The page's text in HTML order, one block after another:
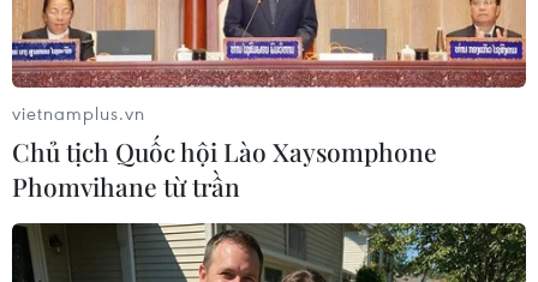
Ngăn chặn tin nhắn, cuộc gọi không mong
muốn, bảo vệ quyền lợi người tiêu dùng
Thời gian tới, Bộ Thông tin và Truyền thông phối hợp với
các nhà mạng tiếp tục chuẩn hóa thông tin; yêu cầu
khóa hai chiều và thu hồi sim kích hoạt sẵn; tăng định
danh cuộc gọi cho cơ quan nhà nước.
vietnamplus.vn
Chủ tịch Quốc hội Lào Xaysomphone
Phomvihane từ trần